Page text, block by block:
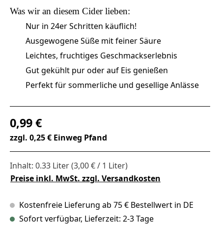
Was wir an diesem Ciderlieben:
Nur in 24er Schritten käuflich!
Ausgewogene Süße mit feiner Säure
Leichtes, fruchtiges Geschmackserlebnis
Gut gekühlt pur oder auf Eis genießen
Perfekt für sommerliche und gesellige Anlässe
Regulärer Preis:
0,99 €
zzgl. 0,25 € Einweg Pfand
Inhalt: 0.33 Liter(3,00 € / 1 Liter)
Preise inkl. MwSt. zzgl. Versandkosten
Kostenfreie Lieferung ab 75 € Bestellwert in DE
Sofort verfügbar, Lieferzeit: 2-3 Tage